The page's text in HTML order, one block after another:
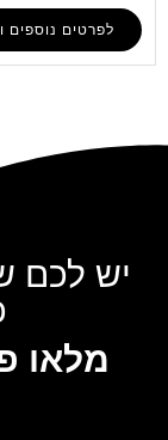
לפרטים נוספים
יש לכם
מלאו